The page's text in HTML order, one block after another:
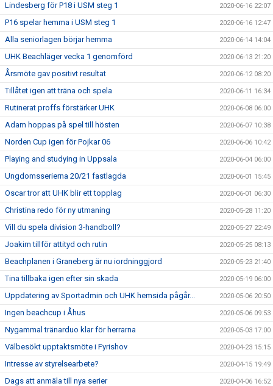
Lindesberg för P18 i USM steg 1 2020-06-16 22:07
P16 spelar hemma i USM steg 1 2020-06-16 12:47
Alla seniorlagen börjar hemma 2020-06-14 14:04
UHK Beachläger vecka 1 genomförd 2020-06-13 21:20
Årsmöte gav positivt resultat 2020-06-12 08:20
Tillåtet igen att träna och spela 2020-06-11 16:34
Rutinerat proffs förstärker UHK 2020-06-08 06:00
Adam hoppas på spel till hösten 2020-06-07 10:38
Norden Cup igen för Pojkar 06 2020-06-06 10:42
Playing and studying in Uppsala 2020-06-04 06:00
Ungdomsserierna 20/21 fastlagda 2020-06-01 15:45
Oscar tror att UHK blir ett topplag 2020-06-01 06:30
Christina redo för ny utmaning 2020-05-28 11:20
Vill du spela division 3-handboll? 2020-05-27 22:49
Joakim tillför attityd och rutin 2020-05-25 08:13
Beachplanen i Graneberg är nu iordninggjord 2020-05-23 21:40
Tina tillbaka igen efter sin skada 2020-05-19 06:00
Uppdatering av Sportadmin och UHK hemsida pågår... 2020-05-06 20:50
Ingen beachcup i Åhus 2020-05-06 09:53
Nygammal tränarduo klar för herrarna 2020-05-03 17:00
Välbesökt upptaktsmöte i Fyrishov 2020-04-23 15:15
Intresse av styrelsearbete? 2020-04-15 19:49
Dags att anmäla till nya serier 2020-04-06 16:52